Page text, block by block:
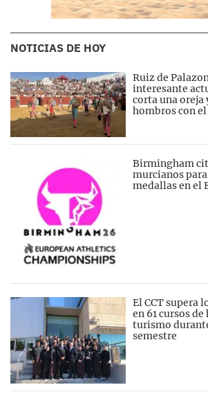
NOTICIAS DE HOY
Ruiz de
interesante
corta una oreja
hombros con
Birmingham
murcianos
medallas en el
El CCT supera
en 61 cursos
turismo
semestre